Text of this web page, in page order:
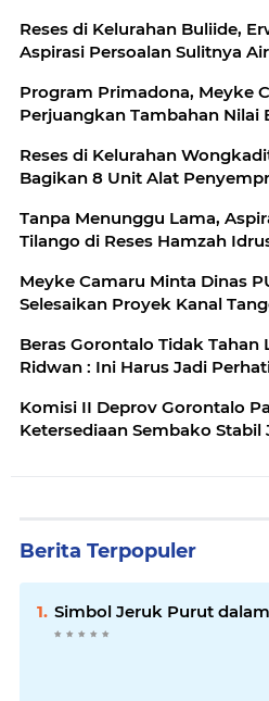
Reses di Kelurahan Buliide,
Aspirasi Persoalan Sulitnya
Program Primadona, Meyke
Perjuangkan Tambahan Nilai
Reses di Kelurahan
Bagikan 8 Unit Alat
Tanpa Menunggu Lama,
Tilango di Reses Hamzah
Meyke Camaru Minta Dinas
Selesaikan Proyek Kanal
Beras Gorontalo Tidak Tahan
Ridwan : Ini Harus Jadi
Komisi II Deprov Gorontalo
Ketersediaan Sembako Stabil
Berita Terpopuler
Simbol Jeruk Purut